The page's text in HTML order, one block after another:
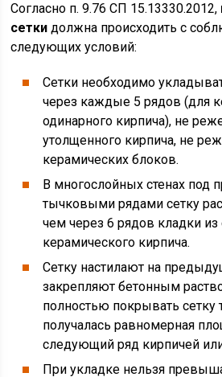
Согласно п. 9.76 СП 15.13330.2012,
сетки должна происходить с
следующих условий:
Сетки необходимо
через каждые 5 рядов (для
одинарного кирпича), не
утолщенного кирпича, не
керамических блоков.
В многослойных стенах под
тычковыми рядами сетку
чем через 6 рядов кладки из
керамического кирпича.
Сетку настилают на
закрепляют бетонным
полностью покрывать сетку
получалась равномерная
следующий ряд кирпичей
При укладке нельзя